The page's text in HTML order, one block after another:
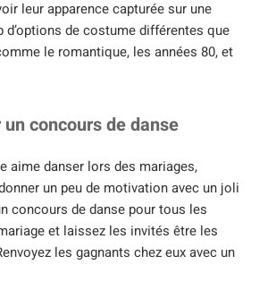
leur apparence capturée sur une
d’options de costume différentes que
le romantique, les années 80, et
concours de danse
aime danser lors des mariages,
un peu de motivation avec un joli
concours de danse pour tous les
et laissez les invités être les
les gagnants chez eux avec un